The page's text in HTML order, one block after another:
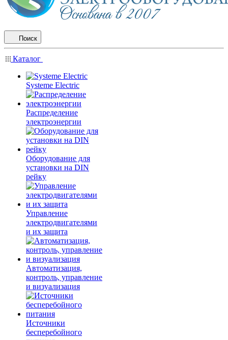
Поиск
Каталог
Systeme Electric
Распределение
электроэнергии
Оборудование для
установки на DIN
рейку
Управление
электродвигателями
и их защита
Автоматизация,
контроль, управление
и визуализация
Источники
бесперебойного